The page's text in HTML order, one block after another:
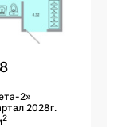
2»
2028г.
2